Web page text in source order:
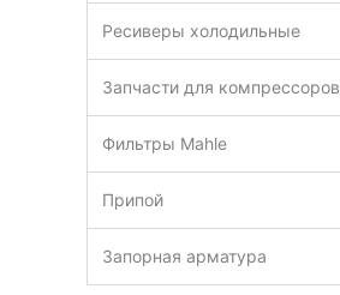
Ресиверы холодильные
Запчасти для компрессоров
Фильтры Mahle
Припой
Запорная арматура